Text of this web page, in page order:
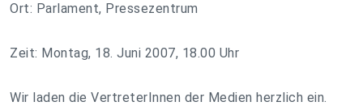
Ort: Parlament, Pressezentrum
Zeit: Montag, 18. Juni 2007, 18.00 Uhr
Wir laden die VertreterInnen der Medien herzlich ein.